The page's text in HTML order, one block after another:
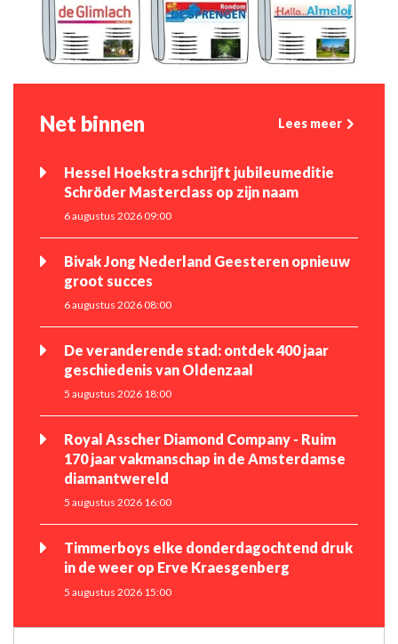
Net binnen Lees meer
Hessel Hoekstra schrijft jubileumeditie
Schröder Masterclass op zijn naam
6 augustus 2026 09:00
Bivak Jong Nederland Geesteren opnieuw
groot succes
6 augustus 2026 08:00
De veranderende stad: ontdek 400 jaar
geschiedenis van Oldenzaal
5 augustus 2026 18:00
Royal Asscher Diamond Company - Ruim
170 jaar vakmanschap in de Amsterdamse
diamantwereld
5 augustus 2026 16:00
Timmerboys elke donderdagochtend druk
in de weer op Erve Kraesgenberg
5 augustus 2026 15:00